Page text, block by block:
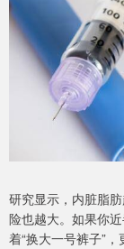
研究显示，内脏脂
险也越大。如果你
着“换大一号裤子”